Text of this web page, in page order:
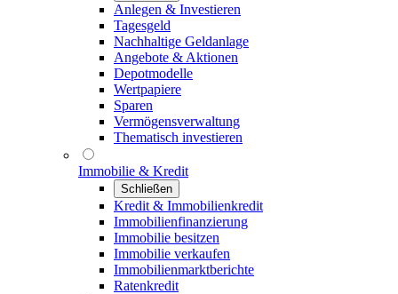
Anlegen & Investieren
Tagesgeld
Nachhaltige Geldanlage
Angebote & Aktionen
Depotmodelle
Wertpapiere
Sparen
Vermögensverwaltung
Thematisch investieren
Immobilie & Kredit
Schließen
Kredit & Immobilienkredit
Immobilienfinanzierung
Immobilie besitzen
Immobilie verkaufen
Immobilienmarktberichte
Ratenkredit